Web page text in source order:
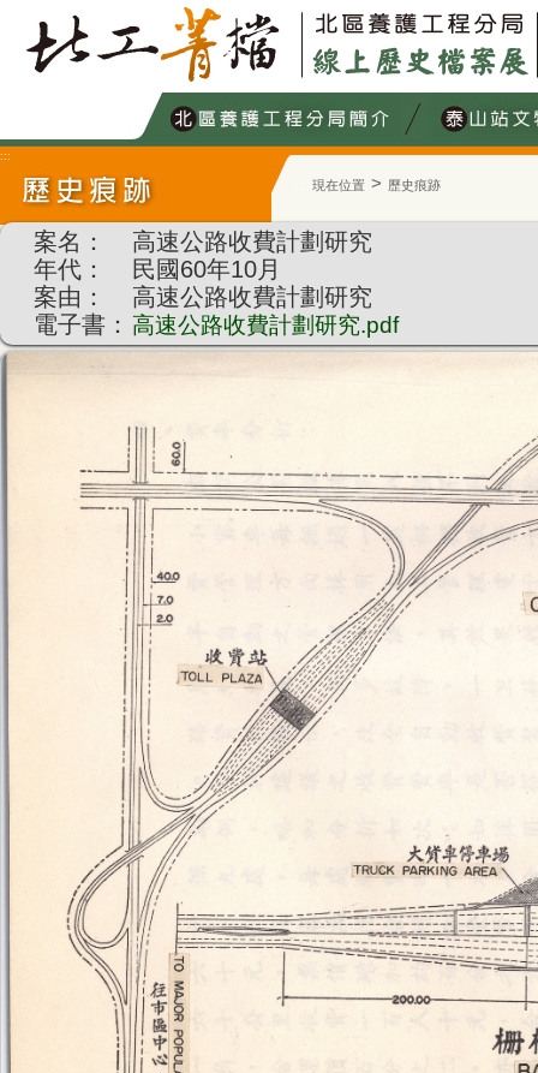
:::
現在位置 > 歷史痕跡
案名：
高速公路收費計劃研究
年代：
民國60年10月
案由：
高速公路收費計劃研究
電子書： 高速公路收費計劃研究.pdf